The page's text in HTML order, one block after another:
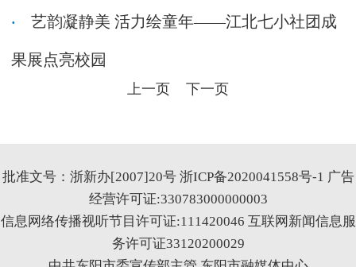
艺韵凝静美 活力绘童年——江北七小社团成
果展点亮校园
上一页 下一页
批准文号：浙新办[2007]20号 浙ICP备2020041558号-1 广告
经营许可证:330783000000003
信息网络传播视听节目许可证:111420046 互联网新闻信息服
务许可证33120200029